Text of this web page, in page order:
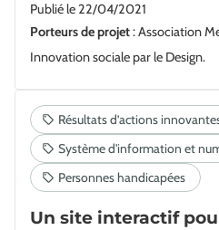
Publié le 22/04/2021
Porteurs de projet: Association
Innovation sociale par le Design.
Un site interactif